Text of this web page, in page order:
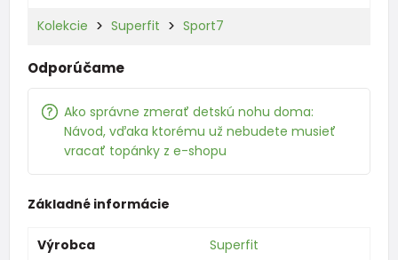
Kolekcie Superfit Sport7
Odporúčame
Ako správne zmerať detskú nohu doma:
Návod, vďaka ktorému už nebudete musieť
vracať topánky z e-shopu
Základné informácie
Výrobca
Superfit